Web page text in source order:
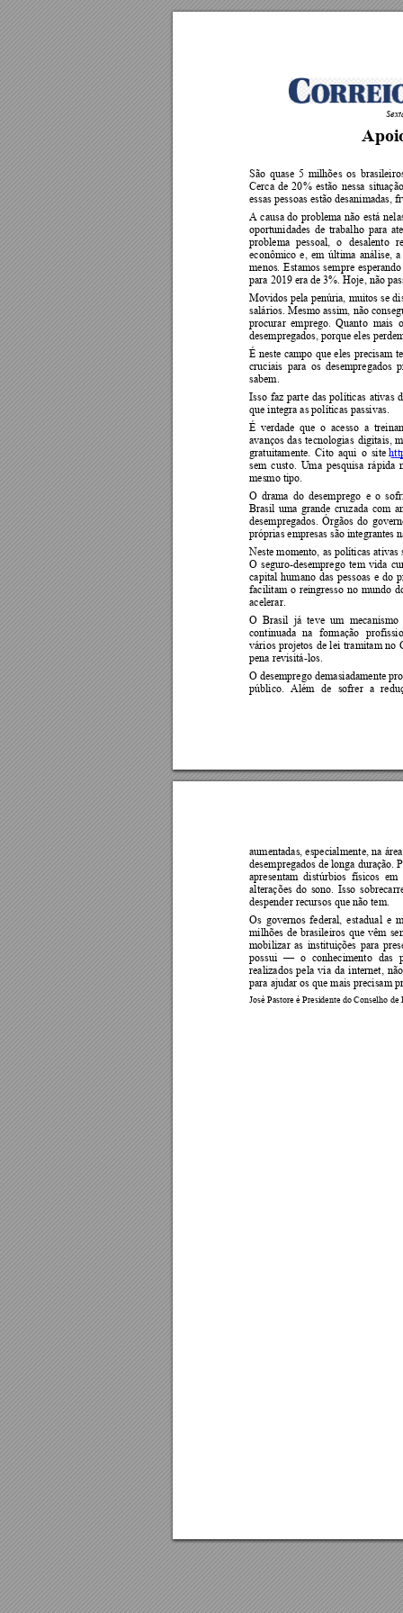
São quase 5 milhões os
Cerca de 20% estão nessa
essas pessoas estão desanimadas,
A causa do problema não está
oportunidades de trabalho para
problema pessoal, o desalento
econômico e, em última análise,
menos. Estamos sempre espera
para 2019 era de 3%. Hoje, não
Movidos pela penúria, muitos se
salários. Mesmo assim, não
procurar emprego. Quanto  mais
desempregados, porque eles
É neste campo que eles precisam
cruciais para os desempregados p
sabem.
Isso faz parte das políticas ativas
que integra as políticas passivas.
É verdade que  o acesso a
avanços das tecnologias digitais,
gratuitamente. Cito aqui o site
sem custo. Uma pesquisa rápida
mesmo tipo.
O drama do desemprego e o
Brasil uma grande cruzada com
desempregados. Órgãos do
próprias empresas são integrantes
Neste momento, as políticas ativas
O seguro-desemprego tem vida
capital humano das pessoas e do
facilitam o reingresso no mundo
acelerar.
O  Brasil já  teve um
continuada na formação
vários projetos de lei tramitam no
pena revisitá-los.
O desemprego demasiadamente
público. Além de sofrer a
aumentadas, especialmente, na
desempregados de longa duração.
apresentam  distúrbios  físicos em
alterações do sono. Isso
despender recursos que não tem.
Os governos federal, estadual e
milhões de brasileiros que vêm
mobilizar as instituições para
possui — o conhecimento das
realizados pela via da internet,
para ajudar os que mais precisam
José Pastore é Presidente do Conselho de